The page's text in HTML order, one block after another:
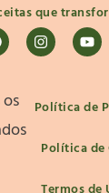
que
Política de
Política de